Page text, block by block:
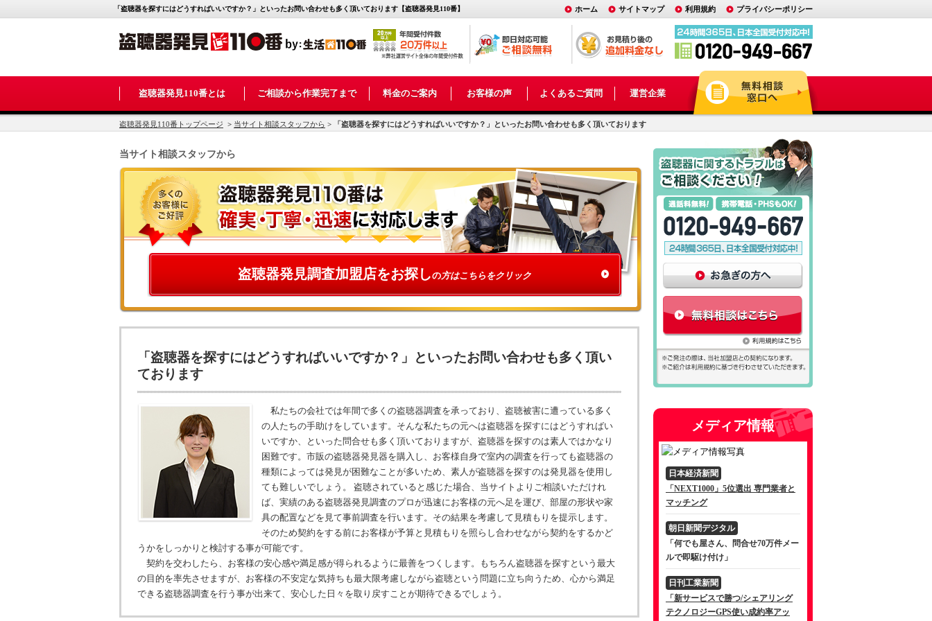
「盗聴器を探すにはどうすればいいですか？」といったお問い合わせも多く頂いております【盗聴器発見110番】 プライバシーポリシー
利用規約
サイトマップ
ホーム
盗聴器発見110番とは ご相談から作業完了まで 料金のご案内 お客様の声 よくあるご質問 運営企業
盗聴器発見110番トップページ > 当サイト相談スタッフから > 「盗聴器を探すにはどうすればいいですか？」といったお問い合わせも多く頂いております
当サイト相談スタッフから
盗聴器発見調査加盟店をお探しの方はこちらをクリック
「盗聴器を探すにはどうすればいいですか？」といったお問い合わせも多く頂い
ております
私たちの会社では年間で多くの盗聴器調査を承っており、盗聴被害に遭っている多く
の人たちの手助けをしています。そんな私たちの元へは盗聴器を探すにはどうすればい
いですか、といった問合せも多く頂いておりますが、盗聴器を探すのは素人ではかなり
困難です。市販の盗聴器発見器を購入し、お客様自身で室内の調査を行っても盗聴器の
種類によっては発見が困難なことが多いため、素人が盗聴器を探すのは発見器を使用し
ても難しいでしょう。 盗聴されていると感じた場合、当サイトよりご相談いただけれ
ば、実績のある盗聴器発見調査のプロが迅速にお客様の元へ足を運び、部屋の形状や家
具の配置などを見て事前調査を行います。その結果を考慮して見積もりを提示します。
そのため契約をする前にお客様が予算と見積もりを照らし合わせながら契約をするかど
うかをしっかりと検討する事が可能です。
契約を交わしたら、お客様の安心感や満足感が得られるように最善をつくします。もちろん盗聴器を探すという最大
の目的を率先させますが、お客様の不安定な気持ちも最大限考慮しながら盗聴という問題に立ち向うため、心から満足
できる盗聴器調査を行う事が出来て、安心した日々を取り戻すことが期待できるでしょう。
メディア情報
日本経済新聞
「NEXT1000」5位選出 専門業者と
マッチング
朝日新聞デジタル
「何でも屋さん、問合せ70万件メー
ルで即駆け付け」
日刊工業新聞
「新サービスで勝つ/シェアリング
テクノロジーGPS使い成約率アッ